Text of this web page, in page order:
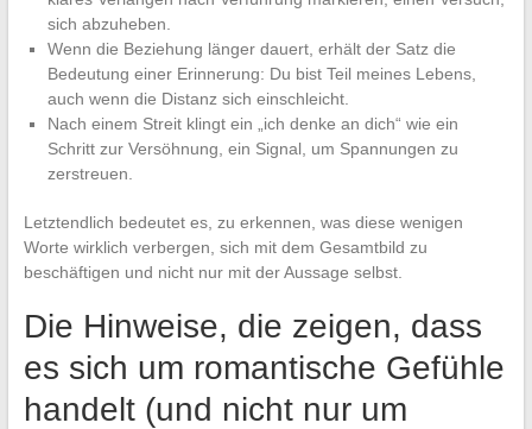
sich abzuheben.
Wenn die Beziehung länger dauert, erhält der Satz die
Bedeutung einer Erinnerung: Du bist Teil meines Lebens,
auch wenn die Distanz sich einschleicht.
Nach einem Streit klingt ein „ich denke an dich“ wie ein
Schritt zur Versöhnung, ein Signal, um Spannungen zu
zerstreuen.
Letztendlich bedeutet es, zu erkennen, was diese wenigen
Worte wirklich verbergen, sich mit dem Gesamtbild zu
beschäftigen und nicht nur mit der Aussage selbst.
Die Hinweise, die zeigen, dass
es sich um romantische Gefühle
handelt (und nicht nur um